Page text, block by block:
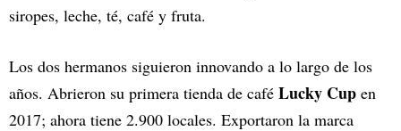
siropes, leche, té, café y fruta.
Los dos hermanos siguieron innovando a lo largo de los
años. Abrieron su primera tienda de café Lucky Cup en
2017; ahora tiene 2.900 locales. Exportaron la marca